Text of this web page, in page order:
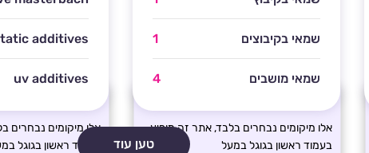
שמאי בקיבוצים 1
שמאי מושבים 4
אלו מיקומים נבחרים בלבד, אתר זה מופיע
בעמוד ראשון בגוגל במעל
additives
uv additives
אלו מיקומים נבחרים
בעמוד ראשון בגוגל
טען עוד